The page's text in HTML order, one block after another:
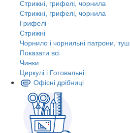
Стрижні, грифелі, чорнила
Стрижні, грифелі, чорнила
Грифелі
Стрижні
Чорнило і чорнильні патрони, туш
Показати всі
Чинки
Циркулі і Готовальні
Офісні дрібниці